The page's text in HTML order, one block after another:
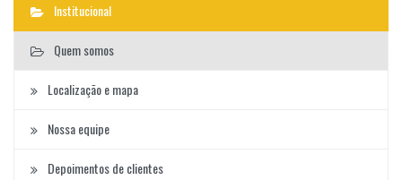
Institucional
Quem somos
Localização e mapa
Nossa equipe
Depoimentos de clientes